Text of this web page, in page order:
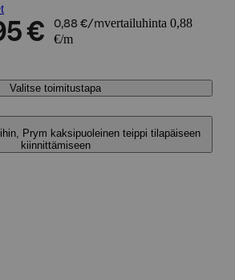
€ 0,88 €/mvertailuhinta 0,88
€/m
Valitse toimitustapa
Prym kaksipuoleinen teippi tilapäiseen
kiinnittämiseen